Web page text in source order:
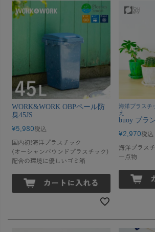
WORK&WORK OBPペール防
臭45JS
¥5,980税込
国内初!海洋プラスチック
(オーシャンバウンドプラスチック)
配合の環境に優しいゴミ箱
海洋プラスチ
え
buoy プラ
¥2,970税込
海洋プラス
一点物